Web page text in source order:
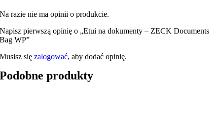
Na razie nie ma opinii o produkcie.
Napisz pierwszą opinię o „Etui na dokumenty – ZECK Documents
Bag WP”
Musisz sięzalogować, aby dodać opinię.
Podobne produkty